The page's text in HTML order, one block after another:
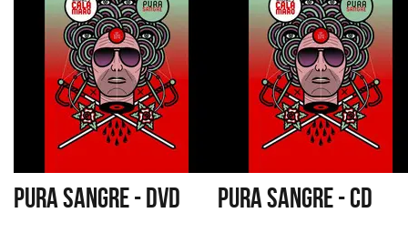
PURA SANGRE - DVD PURA SANGRE - CD